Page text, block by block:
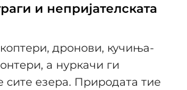
и непријателската
дронови, кучиња-
а нуркачи ги
сите езера. Природата тие